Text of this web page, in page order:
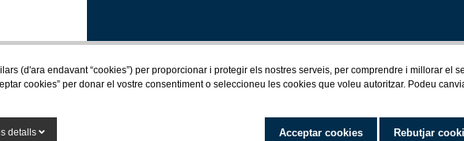
(d'ara endavant “cookies”) per proporcionar i protegir els nostres serveis, per comprendre i millorar el
cookies” per donar el vostre consentiment o seleccioneu les cookies que voleu autoritzar. Podeu
detalls Acceptar cookies Rebutjar